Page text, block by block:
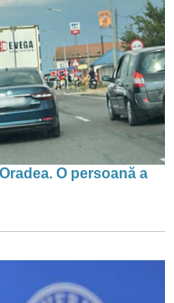
O persoană a